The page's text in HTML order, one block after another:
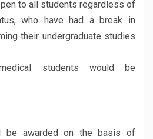
to all students regardless of
who have had a break in
their undergraduate studies
students would be
be awarded on the basis of